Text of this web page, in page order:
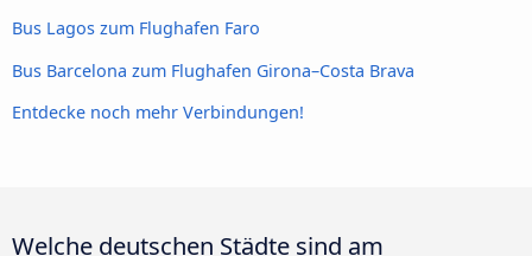
Bus Lagos zum Flughafen Faro
Bus Barcelona zum Flughafen Girona–Costa Brava
Entdecke noch mehr Verbindungen!
Welche deutschen Städte sind am